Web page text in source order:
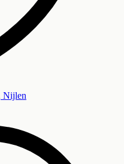
Nijlen